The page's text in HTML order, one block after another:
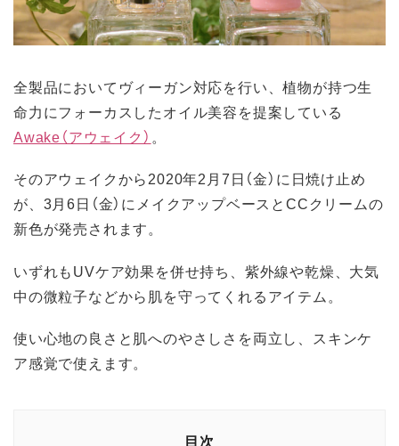
全製品においてヴィーガン対応を行い、植物が持つ生
命力にフォーカスしたオイル美容を提案している
Awake（アウェイク） 。
そのアウェイクから2020年2月7日（金）に日焼け止め
が、3月6日（金）にメイクアップベースとCCクリームの
新色が発売されます。
いずれもUVケア効果を併せ持ち、紫外線や乾燥、大気
中の微粒子などから肌を守ってくれるアイテム。
使い心地の良さと肌へのやさしさを両立し、スキンケ
ア感覚で使えます。
目次